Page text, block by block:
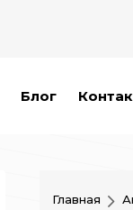
Блог
Главная